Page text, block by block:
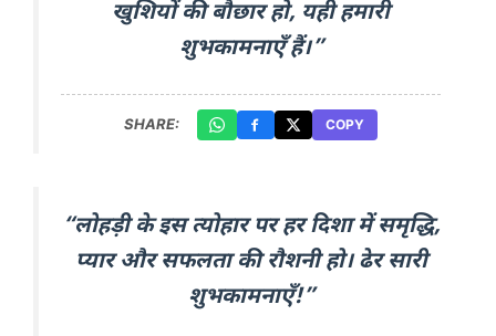
खुशियों की बौछार हो, यही हमारी
शुभकामनाएँ हैं।”
SHARE: COPY
“लोहड़ी के इस त्योहार पर हर दिशा में समृद्धि,
प्यार और सफलता की रौशनी हो। ढेर सारी
शुभकामनाएँ!”